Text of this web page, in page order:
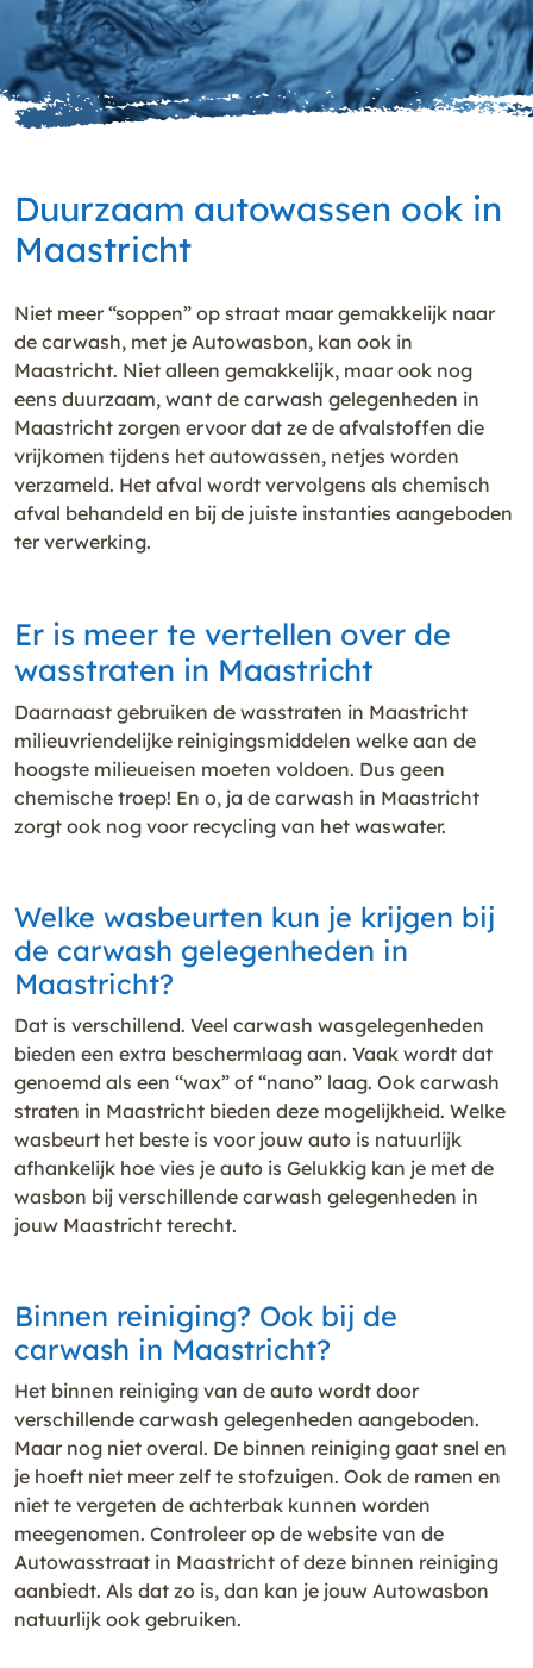
Duurzaam autowassen ook in
Maastricht
Niet meer “soppen” op straat maar gemakkelijk naar
de carwash, met je Autowasbon, kan ook in
Maastricht. Niet alleen gemakkelijk, maar ook nog
eens duurzaam, want de carwash gelegenheden in
Maastricht zorgen ervoor dat ze de afvalstoffen die
vrijkomen tijdens het autowassen, netjes worden
verzameld. Het afval wordt vervolgens als chemisch
afval behandeld en bij de juiste instanties aangeboden
ter verwerking.
Er is meer te vertellen over de
wasstraten in Maastricht
Daarnaast gebruiken de wasstraten in Maastricht
milieuvriendelijke reinigingsmiddelen welke aan de
hoogste milieueisen moeten voldoen. Dus geen
chemische troep! En o, ja de carwash in Maastricht
zorgt ook nog voor recycling van het waswater.
Welke wasbeurten kun je krijgen bij
de carwash gelegenheden in
Maastricht?
Dat is verschillend. Veel carwash wasgelegenheden
bieden een extra beschermlaag aan. Vaak wordt dat
genoemd als een “wax” of “nano” laag. Ook carwash
straten in Maastricht bieden deze mogelijkheid. Welke
wasbeurt het beste is voor jouw auto is natuurlijk
afhankelijk hoe vies je auto is Gelukkig kan je met de
wasbon bij verschillende carwash gelegenheden in
jouw Maastricht terecht.
Binnen reiniging? Ook bij de
carwash in Maastricht?
Het binnen reiniging van de auto wordt door
verschillende carwash gelegenheden aangeboden.
Maar nog niet overal. De binnen reiniging gaat snel en
je hoeft niet meer zelf te stofzuigen. Ook de ramen en
niet te vergeten de achterbak kunnen worden
meegenomen. Controleer op de website van de
Autowasstraat in Maastricht of deze binnen reiniging
aanbiedt. Als dat zo is, dan kan je jouw Autowasbon
natuurlijk ook gebruiken.